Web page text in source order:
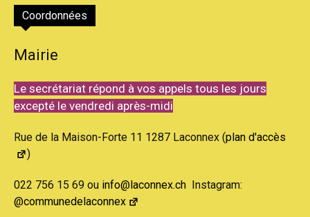
Coordonnées
Mairie
Le secrétariat répond à vos appels tous les jours
excepté le vendredi après-midi
Rue de la Maison-Forte 11 1287 Laconnex (plan d'accès
)
022 756 15 69 ou info@laconnex.ch Instagram:
@communedelaconnex